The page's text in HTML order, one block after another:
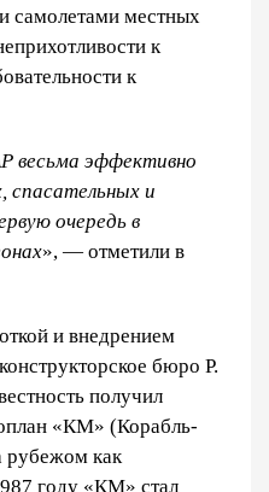
самолетами местных
к
к
весьма эффективно
спасательных и
очередь в
», — отметили в
и внедрением
бюро Р.
получил
«КМ» (Корабль-
рубежом как
году «КМ» стал